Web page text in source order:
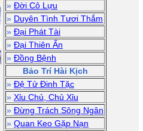
» Đời Cô Lựu
» Duyên Tình Tươi Thắm
» Đại Phát Tài
» Đại Thiên Ấn
» Đồng Bệnh
Bảo Trí Hài Kịch
» Đệ Tử Đinh Tặc
» Xỉu Chủ, Chủ Xỉu
» Đừng Trách Sông Ngân
» Quan Keo Gặp Nạn